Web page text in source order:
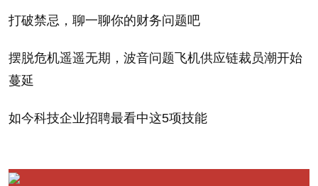
的则是这段对话余下的部
分，也就是长达几个小时
的对话时长延长到15小
integrate their services
打破禁忌，聊一聊你的财务问题吧
摆脱危机遥遥无期，波音问题飞机供应链裁员潮开始
蔓延
如今科技企业招聘最看中这5项技能